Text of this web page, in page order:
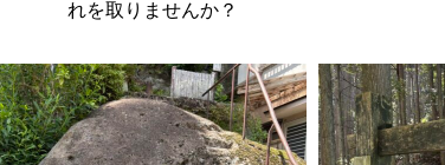
れを取りませんか？